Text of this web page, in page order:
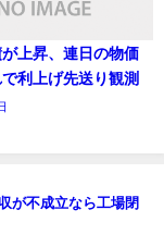
上昇、連日の物価
利上げ先送り観測
が不成立なら工場閉